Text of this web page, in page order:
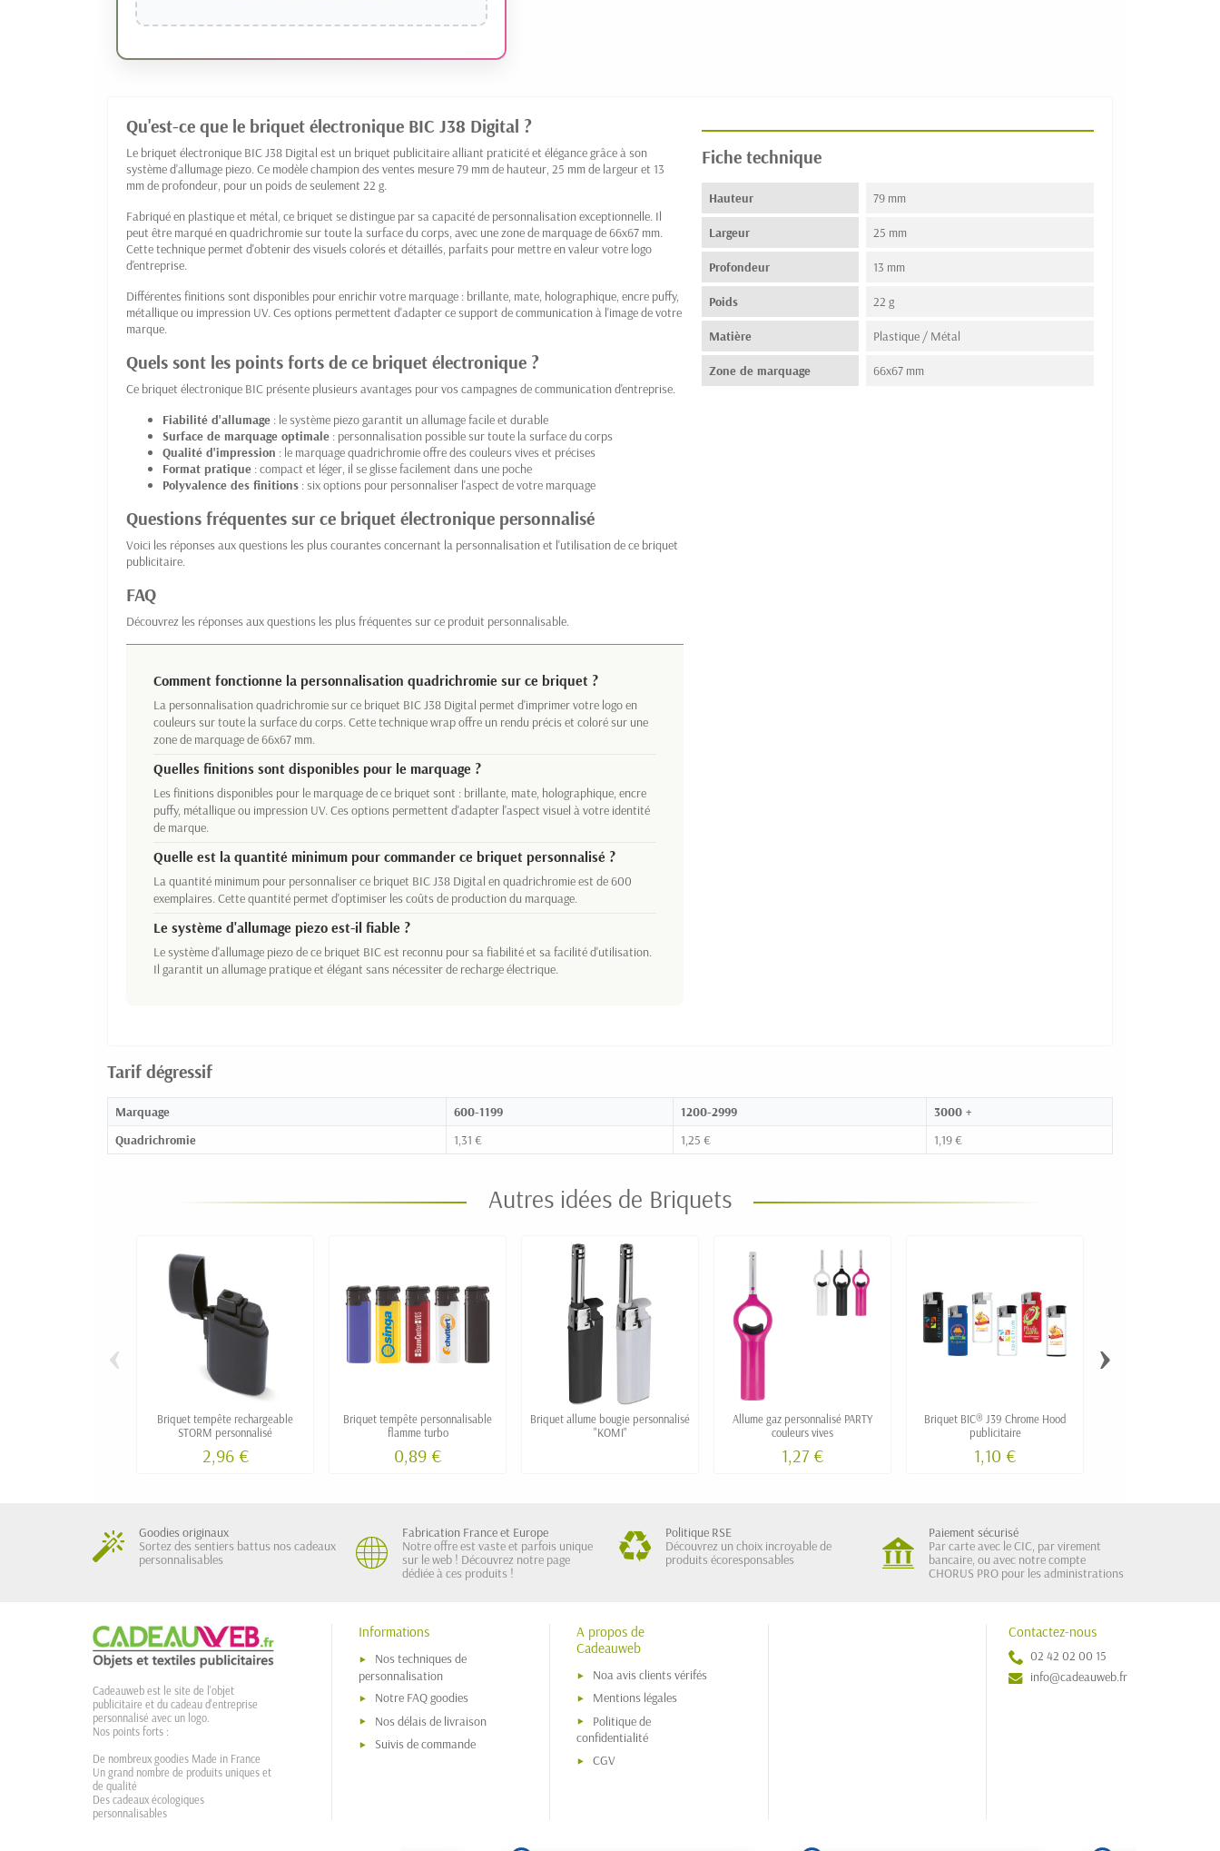
Qu'est-ce que le briquet électronique BIC J38 Digital ?
Le briquet électronique BIC J38 Digital est un briquet publicitaire alliant praticité et élégance grâce à son
système d'allumage piezo. Ce modèle champion des ventes mesure 79 mm de hauteur, 25 mm de largeur et 13
mm de profondeur, pour un poids de seulement 22 g.
Fabriqué en plastique et métal, ce briquet se distingue par sa capacité de personnalisation exceptionnelle. Il
peut être marqué en quadrichromie sur toute la surface du corps, avec une zone de marquage de 66x67 mm.
Cette technique permet d'obtenir des visuels colorés et détaillés, parfaits pour mettre en valeur votre logo
d'entreprise.
Différentes finitions sont disponibles pour enrichir votre marquage : brillante, mate, holographique, encre puffy,
métallique ou impression UV. Ces options permettent d'adapter ce support de communication à l'image de votre
marque.
Quels sont les points forts de ce briquet électronique ?
Ce briquet électronique BIC présente plusieurs avantages pour vos campagnes de communication d'entreprise.
Fiabilité d'allumage : le système piezo garantit un allumage facile et durable
Surface de marquage optimale : personnalisation possible sur toute la surface du corps
Qualité d'impression : le marquage quadrichromie offre des couleurs vives et précises
Format pratique : compact et léger, il se glisse facilement dans une poche
Polyvalence des finitions : six options pour personnaliser l'aspect de votre marquage
Questions fréquentes sur ce briquet électronique personnalisé
Voici les réponses aux questions les plus courantes concernant la personnalisation et l'utilisation de ce briquet
publicitaire.
FAQ
Découvrez les réponses aux questions les plus fréquentes sur ce produit personnalisable.
Comment fonctionne la personnalisation quadrichromie sur ce briquet ?
La personnalisation quadrichromie sur ce briquet BIC J38 Digital permet d'imprimer votre logo en
couleurs sur toute la surface du corps. Cette technique wrap offre un rendu précis et coloré sur une
zone de marquage de 66x67 mm.
Quelles finitions sont disponibles pour le marquage ?
Les finitions disponibles pour le marquage de ce briquet sont : brillante, mate, holographique, encre
puffy, métallique ou impression UV. Ces options permettent d'adapter l'aspect visuel à votre identité
de marque.
Quelle est la quantité minimum pour commander ce briquet personnalisé ?
La quantité minimum pour personnaliser ce briquet BIC J38 Digital en quadrichromie est de 600
exemplaires. Cette quantité permet d'optimiser les coûts de production du marquage.
Le système d'allumage piezo est-il fiable ?
Le système d'allumage piezo de ce briquet BIC est reconnu pour sa fiabilité et sa facilité d'utilisation.
Il garantit un allumage pratique et élégant sans nécessiter de recharge électrique.
Fiche technique
Hauteur 79 mm
Largeur 25 mm
Profondeur 13 mm
Poids 22 g
Matière Plastique / Métal
Zone de marquage 66x67 mm
Tarif dégressif
Marquage 600-1199 1200-2999
3000 +
Quadrichromie
1,31 € 1,25 € 1,19 €
Autres idées de Briquets
Briquet tempête rechargeable
STORM personnalisé
2,96 €
Briquet tempête personnalisable
flamme turbo
0,89 €
Briquet allume bougie personnalisé
"KOMI"
Allume gaz personnalisé PARTY
couleurs vives
1,27 €
Briquet BIC® J39 Chrome Hood
publicitaire
1,10 €
‹ ›
Goodies originaux
Sortez des sentiers battus nos cadeaux
personnalisables
Fabrication France et Europe
Notre offre est vaste et parfois unique
sur le web ! Découvrez notre page
dédiée à ces produits !
Politique RSE
Découvrez un choix incroyable de
produits écoresponsables
Paiement sécurisé
Par carte avec le CIC, par virement
bancaire, ou avec notre compte
CHORUS PRO pour les administrations
Cadeauweb est le site de l'objet
publicitaire et du cadeau d'entreprise
personnalisé avec un logo.
Nos points forts :
De nombreux goodies Made in France
Un grand nombre de produits uniques et
de qualité
Des cadeaux écologiques
personnalisables
Informations
Nos techniques de
personnalisation
Notre FAQ goodies
Nos délais de livraison
Suivis de commande
A propos de
Cadeauweb
Noa avis clients vérifés
Mentions légales
Politique de
confidentialité
CGV
Contactez-nous
02 42 02 00 15
info@cadeauweb.fr